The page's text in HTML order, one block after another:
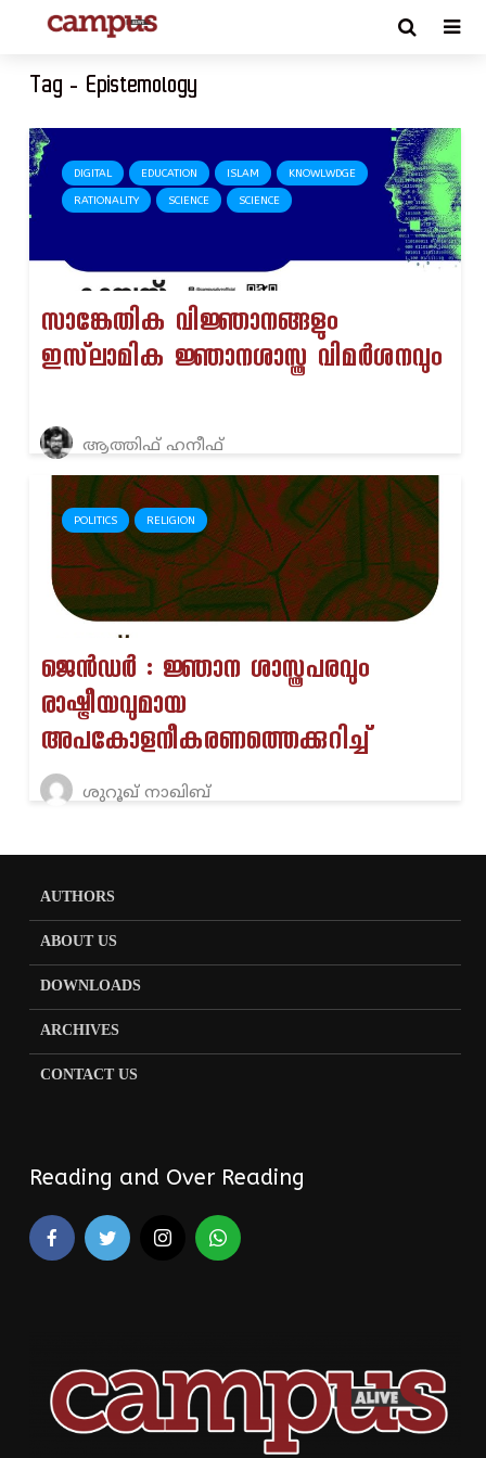
Tag - Epistemology
DIGITAL EDUCATION ISLAM KNOWLWDGE
RATIONALITY SCIENCE SCIENCE
സാങ്കേതിക വിജ്ഞാനങ്ങളും
ഇസ്‌ലാമിക ജ്ഞാനശാസ്ത്ര വിമർശനവും
ആത്തിഫ് ഹനീഫ്
POLITICS RELIGION
ജെൻഡർ : ജ്ഞാന ശാസ്ത്രപരവും
രാഷ്ട്രീയവുമായ
അപകോളനീകരണത്തെക്കുറിച്ച്
ശുറൂഖ് നാഖിബ്
AUTHORS
ABOUT US
DOWNLOADS
ARCHIVES
CONTACT US
Reading and Over Reading